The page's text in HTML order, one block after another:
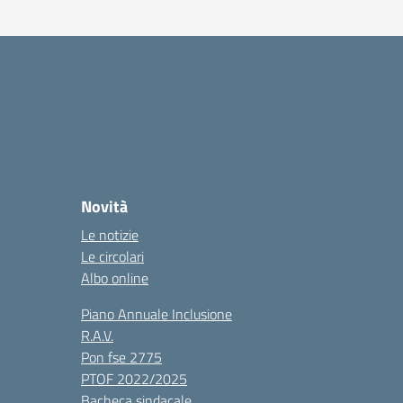
Novità
Le notizie
Le circolari
Albo online
Piano Annuale Inclusione
R.A.V.
Pon fse 2775
PTOF 2022/2025